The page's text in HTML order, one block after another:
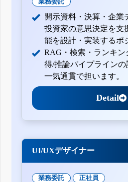
開示資料・決算・企業
投資家の意思決定を支
能を設計・実装するポ
RAG・検索・ランキン
得/推論パイプライン
一気通貫で担います。
Detail
UI/UXデザイナー
業務委託 正社員